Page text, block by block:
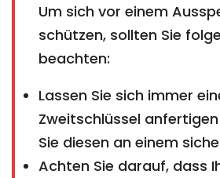
Um sich vor einem
schützen, sollten Sie
beachten:
Lassen Sie sich immer
Zweitschlüssel
Sie diesen an einem
Achten Sie darauf, dass